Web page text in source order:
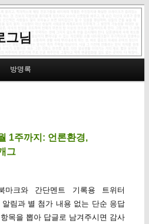
그님
방명록
1주까지: 언론환경,
그
크와 간단멘트 기록용 트위터
림과 별 첨가 내용 없는 단순 응답
목을 뽑아 답글로 남겨주시면 감사